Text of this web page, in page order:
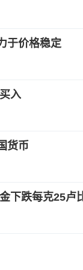
于价格稳定
入
货币
下跌每克25卢